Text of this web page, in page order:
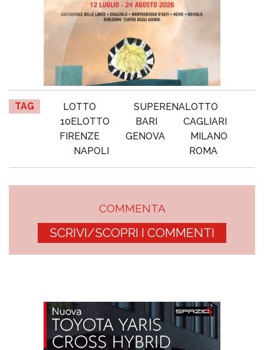
TAG LOTTO
SUPERENALOTTO
10ELOTTO
BARI
CAGLIARI
FIRENZE
GENOVA
MILANO
NAPOLI
ROMA
COMMENTA
SCRIVI/SCOPRI I COMMENTI